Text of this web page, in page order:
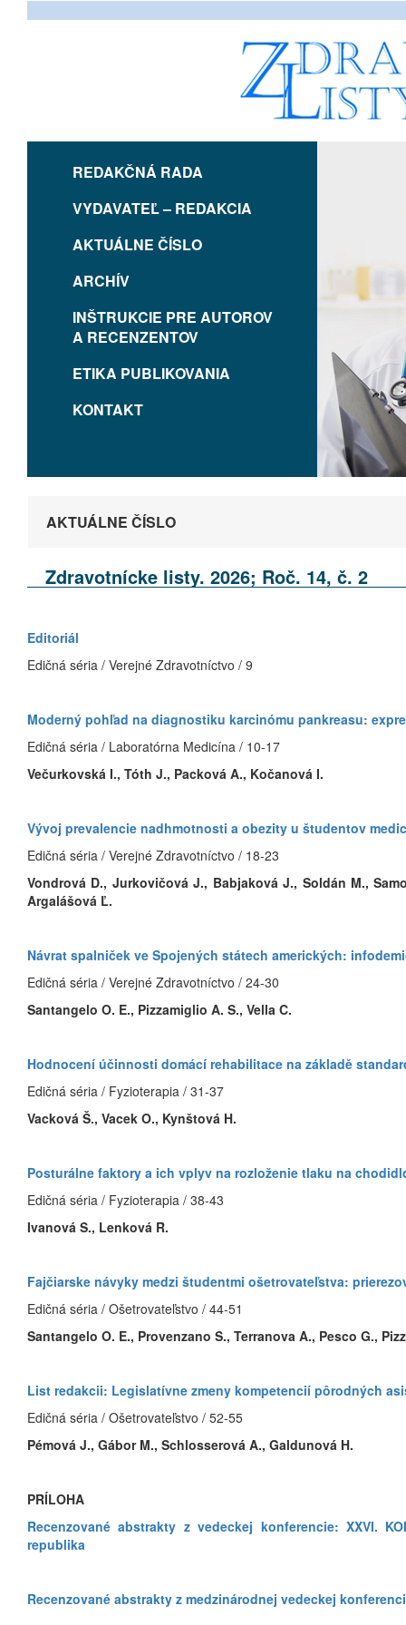
REDAKČNÁ RADA
VYDAVATEĽ – REDAKCIA
AKTUÁLNE ČÍSLO
ARCHÍV
INŠTRUKCIE PRE AUTOROV
A RECENZENTOV
ETIKA PUBLIKOVANIA
KONTAKT
AKTUÁLNE ČÍSLO
Zdravotnícke listy. 2026; Roč. 14, č. 2
Editoriál
Edičná séria / Verejné Zdravotníctvo / 9
Moderný pohľad na diagnostiku karcinómu pankreasu:
Edičná séria / Laboratórna Medicína / 10-17
Večurkovská I., Tóth J., Packová A., Kočanová I.
Vývoj prevalencie nadhmotnosti a obezity u študentov
Edičná séria / Verejné Zdravotníctvo / 18-23
Vondrová D., Jurkovičová J., Babjaková J., Soldán M.,
Argalášová Ľ.
Návrat spalniček ve Spojených státech amerických:
Edičná séria / Verejné Zdravotníctvo / 24-30
Santangelo O. E., Pizzamiglio A. S., Vella C.
Hodnocení účinnosti domácí rehabilitace na základě
Edičná séria / Fyzioterapia / 31-37
Vacková Š., Vacek O., Kynštová H.
Posturálne faktory a ich vplyv na rozloženie tlaku na
Edičná séria / Fyzioterapia / 38-43
Ivanová S., Lenková R.
Fajčiarske návyky medzi študentmi ošetrovateľstva:
Edičná séria / Ošetrovateľstvo / 44-51
Santangelo O. E., Provenzano S., Terranova A., Pesco G.,
List redakcii: Legislatívne zmeny kompetencií pôrodných
Edičná séria / Ošetrovateľstvo / 52-55
Pémová J., Gábor M., Schlosserová A., Galdunová H.
PRÍLOHA
Recenzované abstrakty z vedeckej konferencie: XXVI.
republika
Recenzované abstrakty z medzinárodnej vedeckej